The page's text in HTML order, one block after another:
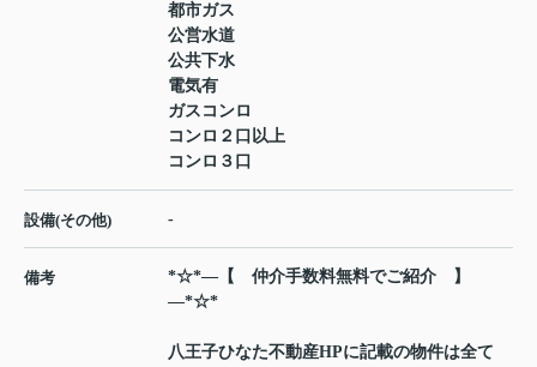
都市ガス
公営水道
公共下水
電気有
ガスコンロ
コンロ２口以上
コンロ３口
設備(その他) -
備考
*☆*―【 仲介手数料無料でご紹介 】
―*☆*
八王子ひなた不動産HPに記載の物件は全て